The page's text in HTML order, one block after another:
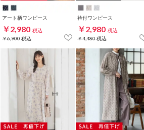
アート柄ワンピース
￥2,980 税込
￥6,900税込
衿付ワンピース
￥2,980 税込
￥4,480税込